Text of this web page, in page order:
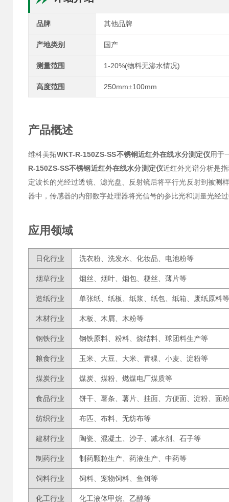
品牌 其他品牌
产地类别 国产
测量范围 1-20%(物料无渗水情况)
高度范围 250mm±100mm
产品概述
维科美拓WKT-R-150ZS-SS不锈钢近红外在线水分测定仪用于
R-150ZS-SS不锈钢近红外在线水分测定仪近红外光谱分析是
定波长的光经过透镜、滤光盘、反射镜后将平行光反射到被测
器中，传感器的内部数字处理器将光信号的参比光和测量光经
应用领域
日化行业 洗衣粉、洗发水、化妆品、电池粉等
烟草行业 烟丝、烟叶、烟包、梗丝、薄片等
造纸行业 单张纸、纸板、纸浆、纸包、纸箱、废纸原料等
木材行业 木板、木屑、木粉等
钢铁行业 钢铁原料、粉料、烧结料、球团料生产等
粮食行业 玉米、大豆、大米、青稞、小麦、淀粉等
煤炭行业 煤炭、煤粉、燃煤电厂煤质等
食品行业 饼干、薯条、薯片、挂面、方便面、淀粉、面
纺织行业 布匹、布料、无纺布等
建材行业 陶瓷、混凝土、沙子、减水剂、石子等
制药行业 制药颗粒生产、药液生产、中药等
饲料行业 饲料、宠物饲料、鱼饵等
化工行业 化工液体甲烷、乙醇等